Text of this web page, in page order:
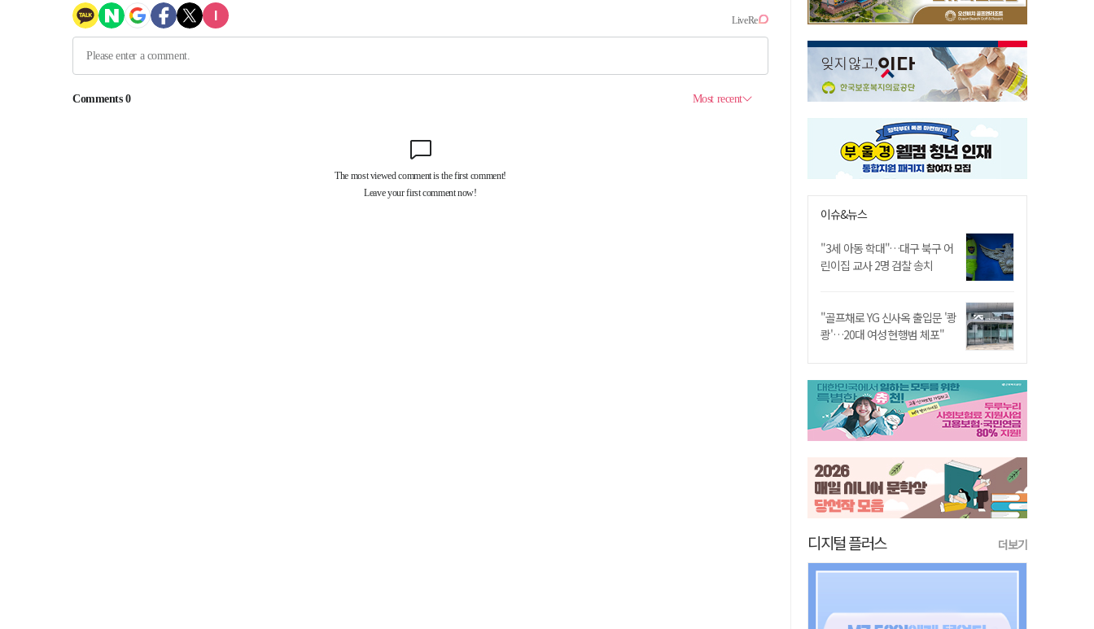
이슈&뉴스
"3세 아동 학대"…대구 북구 어
린이집 교사 2명 검찰 송치
"골프채로 YG 신사옥 출입문 '쾅
쾅'…20대 여성 현행범 체포"
디지털 플러스 더보기